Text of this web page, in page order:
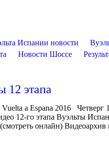
Испании новости
Новости Шоссе
12 этапа
a Espana 2016 Четверг
12-го этапа Вуэльты
онлайн) Видеоархив